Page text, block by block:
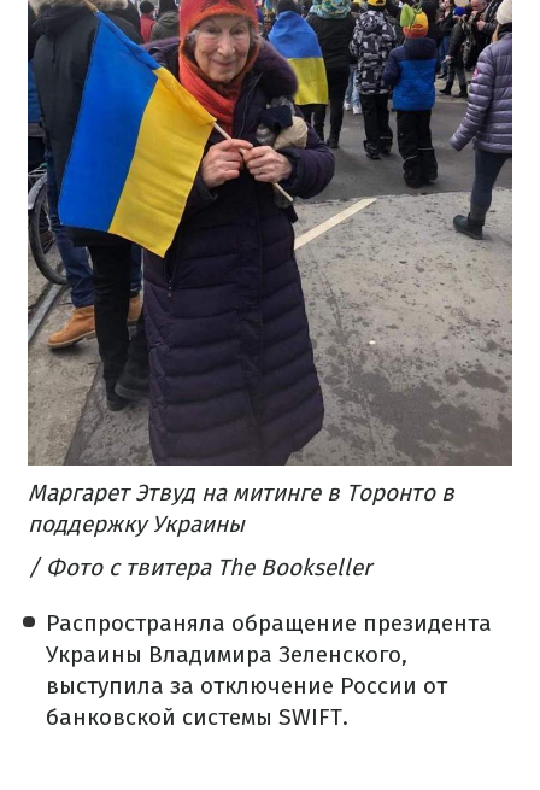
Маргарет Этвуд на митинге в Торонто в
поддержку Украины
/ Фото с твитера The Bookseller
Распространяла обращение президента
Украины Владимира Зеленского,
выступила за отключение России от
банковской системы SWIFT.